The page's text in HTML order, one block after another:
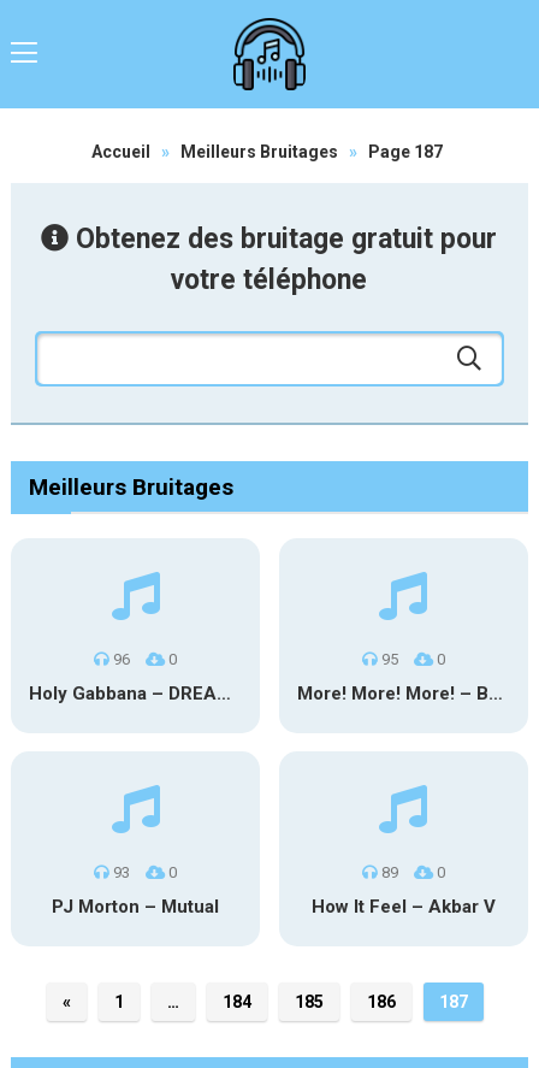
Accueil » Meilleurs Bruitages » Page 187
Obtenez des bruitage gratuit pour
votre téléphone
Meilleurs Bruitages
96 0
Holy Gabbana – DREAMS NEVER DIE
95 0
More! More! More! – Bwcky Hill
93 0
PJ Morton – Mutual
89 0
How It Feel – Akbar V
« 1 … 184 185 186 187